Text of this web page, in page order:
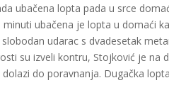
ubačena lopta pada u srce
minuti ubačena je lopta u domaći
udarac s dvadesetak
su izveli kontru, Stojković je na
do poravnanja. Dugačka